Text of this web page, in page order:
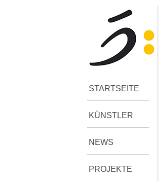
STARTSEITE
KÜNSTLER
NEWS
PROJEKTE